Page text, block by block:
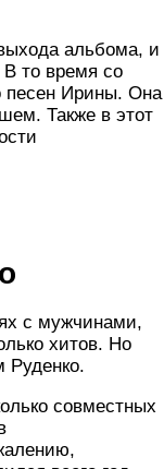
альбома, и
то время со
песен Ирины. Она
Также в этот
с мужчинами,
хитов. Но
Руденко.
совместных